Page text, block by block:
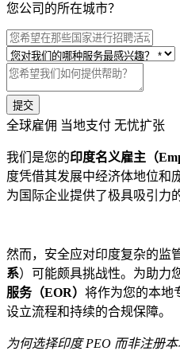
您公司的所在城市？
提交
全球雇佣 当地支付 无忧扩张
我们是您的印度名义雇主（
度凭借其发展中经济体地位和
为国际企业提供了极具吸引力
然而，安全应对印度复杂的监
系）可能颇具挑战性。为助力
服务（EOR） 将作为您的本地
设立流程和持续的合规保障。
为何选择印度 PEO 而非注册本